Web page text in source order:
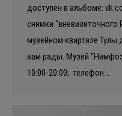
доступен в альбоме:
снимки
музейном квартале Тулы
вам рады. Музей
10:00-20:00; телефон…